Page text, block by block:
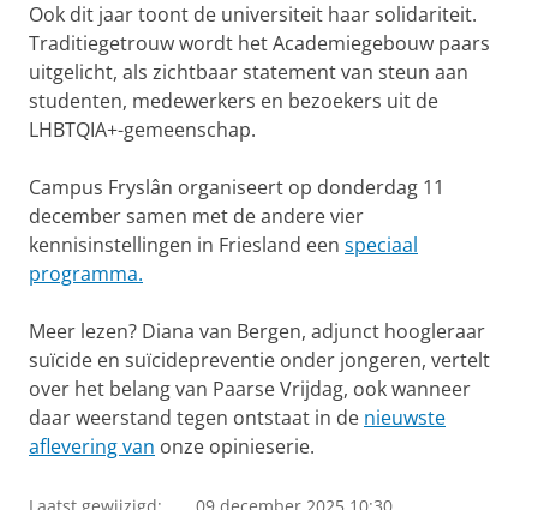
Ook dit jaar toont de universiteit haar solidariteit.
Traditiegetrouw wordt het Academiegebouw paars
uitgelicht, als zichtbaar statement van steun aan
studenten, medewerkers en bezoekers uit de
LHBTQIA+-gemeenschap.
Campus Fryslân organiseert op donderdag 11
december samen met de andere vier
kennisinstellingen in Friesland een speciaal
programma.
Meer lezen? Diana van Bergen, adjunct hoogleraar
suïcide en suïcidepreventie onder jongeren, vertelt
over het belang van Paarse Vrijdag, ook wanneer
daar weerstand tegen ontstaat in de nieuwste
aflevering van onze opinieserie.